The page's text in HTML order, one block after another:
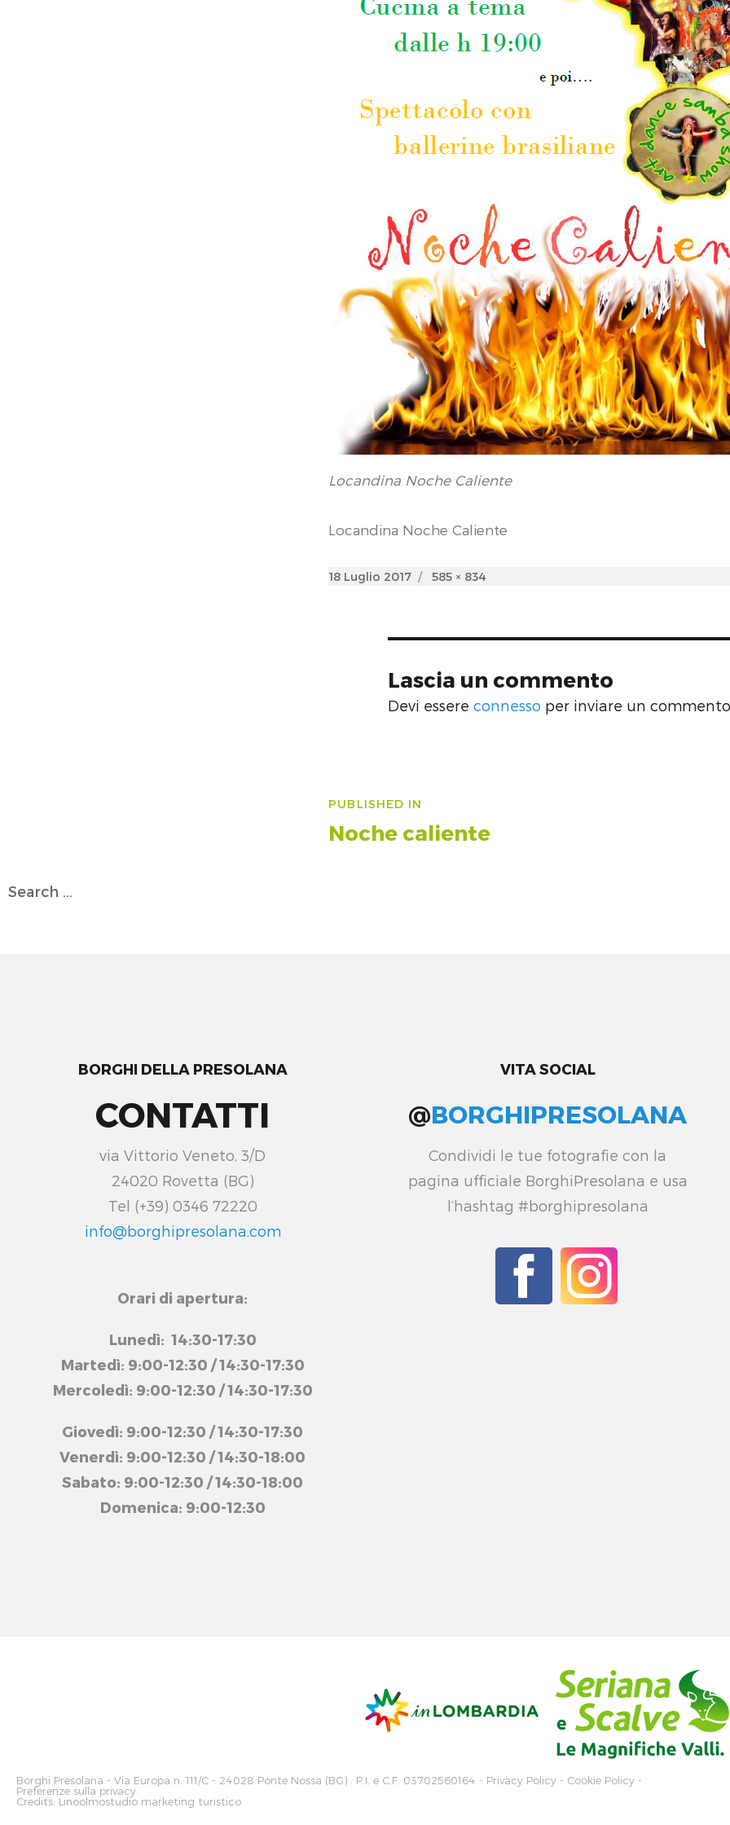
Locandina Noche Caliente
Locandina Noche Caliente
Posted
18 Luglio 2017
Full
585 × 834
Lascia un commento
Devi essere connesso per inviare un
articoli
PUBLISHED IN
Noche caliente
Search
BORGHI DELLA PRESOLANA
CONTATTI
via Vittorio Veneto, 3/D
24020 Rovetta (BG)
Tel (+39) 0346 72220
info@borghipresolana.com
Orari di apertura:
Lunedì: 14:30-17:30
Martedì: 9:00-12:30 / 14:30-17:30
Mercoledì: 9:00-12:30 / 14:30-17:30
Giovedì: 9:00-12:30 / 14:30-17:30
Venerdì: 9:00-12:30 / 14:30-18:00
Sabato: 9:00-12:30 / 14:30-18:00
Domenica: 9:00-12:30
VITA SOCIAL
@BORGHIPRESOLANA
Condividi le tue fotografie con la
pagina ufficiale BorghiPresolana e usa
l’hashtag #borghipresolana
Borghi Presolana - Via Europa n. 111/C - 24028 Ponte Nossa (BG) . P.I. e C.F. 03702560164 - Privacy Policy - Cookie Policy -
Preferenze sulla privacy
Credits: Linoolmostudio marketing turistico